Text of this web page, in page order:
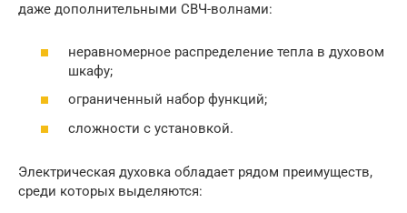
даже дополнительными СВЧ-волнами:
неравномерное распределение тепла в духовом
шкафу;
ограниченный набор функций;
сложности с установкой.
Электрическая духовка обладает рядом преимуществ,
среди которых выделяются: